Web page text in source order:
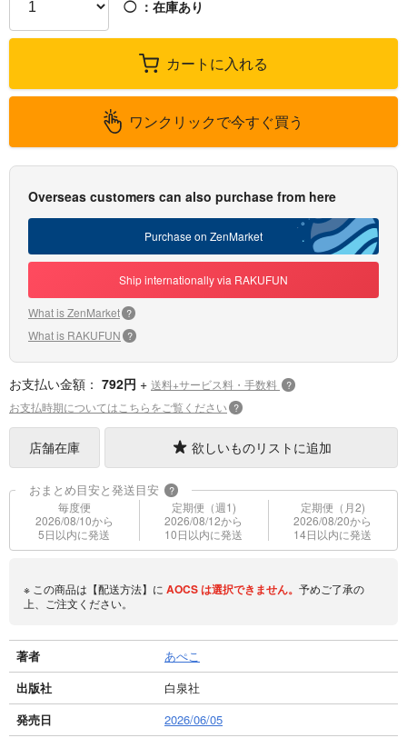
◯ ：在庫あり
カートに入れる
ワンクリックで今すぐ買う
Overseas customers can also purchase from here
Purchase on ZenMarket
Ship internationally via RAKUFUN
What is ZenMarket ?
What is RAKUFUN ?
お支払い金額： 792円 + 送料+サービス料・手数料 ?
お支払時期についてはこちらをご覧ください ?
店舗在庫 欲しいものリストに追加
おまとめ目安と発送目安 ?
毎度便
2026/08/10から
5日以内に発送
定期便（週1)
2026/08/12から
10日以内に発送
定期便（月2)
2026/08/20から
14日以内に発送
※ この商品は【配送方法】に AOCSは選択できません。 予めご了承の
上、ご注文ください。
著者
あぺこ
出版社
白泉社
発売日
2026/06/05